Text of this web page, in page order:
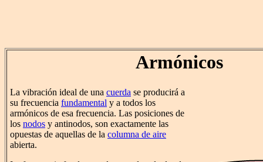
Armónicos
La vibración ideal de una cuerda se producirá a
su frecuencia fundamental y a todos los
armónicos de esa frecuencia. Las posiciones de
los nodos y antinodos, son exactamente las
opuestas de aquellas de la columna de aire
abierta.